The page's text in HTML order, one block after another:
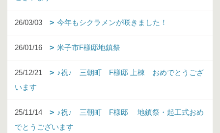
26/03/03 今年もシクラメンが咲きました！
26/01/16 米子市F様邸地鎮祭
25/12/21
♪祝♪ 三朝町 F様邸 上棟 おめでとうござ
います
25/11/14
♪祝♪ 三朝町 F様邸 地鎮祭・起工式おめ
でとうございます